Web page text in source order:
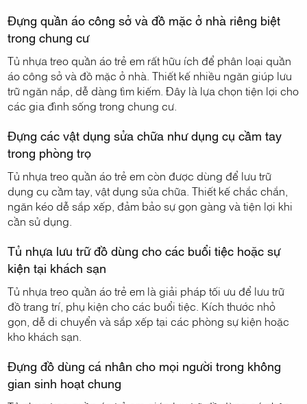
Đựng quần áo công sở và đồ mặc ở nhà riêng biệt
trong chung cư
Tủ nhựa treo quần áo trẻ em rất hữu ích để phân loại quần
áo công sở và đồ mặc ở nhà. Thiết kế nhiều ngăn giúp lưu
trữ ngăn nắp, dễ dàng tìm kiếm. Đây là lựa chọn tiện lợi cho
các gia đình sống trong chung cư.
Đựng các vật dụng sửa chữa như dụng cụ cầm tay
trong phòng trọ
Tủ nhựa treo quần áo trẻ em còn được dùng để lưu trữ
dụng cụ cầm tay, vật dụng sửa chữa. Thiết kế chắc chắn,
ngăn kéo dễ sắp xếp, đảm bảo sự gọn gàng và tiện lợi khi
cần sử dụng.
Tủ nhựa lưu trữ đồ dùng cho các buổi tiệc hoặc sự
kiện tại khách sạn
Tủ nhựa treo quần áo trẻ em là giải pháp tối ưu để lưu trữ
đồ trang trí, phụ kiện cho các buổi tiệc. Kích thước nhỏ
gọn, dễ di chuyển và sắp xếp tại các phòng sự kiện hoặc
kho khách sạn.
Đựng đồ dùng cá nhân cho mọi người trong không
gian sinh hoạt chung